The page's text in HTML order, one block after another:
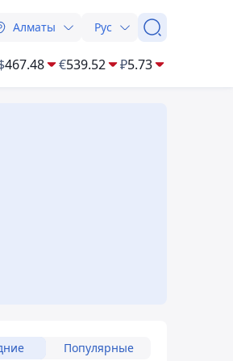
Алматы Рус
467.48 €539.52 ₽5.73
Популярные